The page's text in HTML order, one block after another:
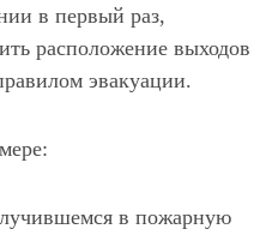
в первый раз,
расположение выходов
эвакуации.
в пожарную